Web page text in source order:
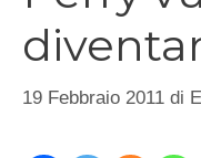
19 Febbraio 2011 di